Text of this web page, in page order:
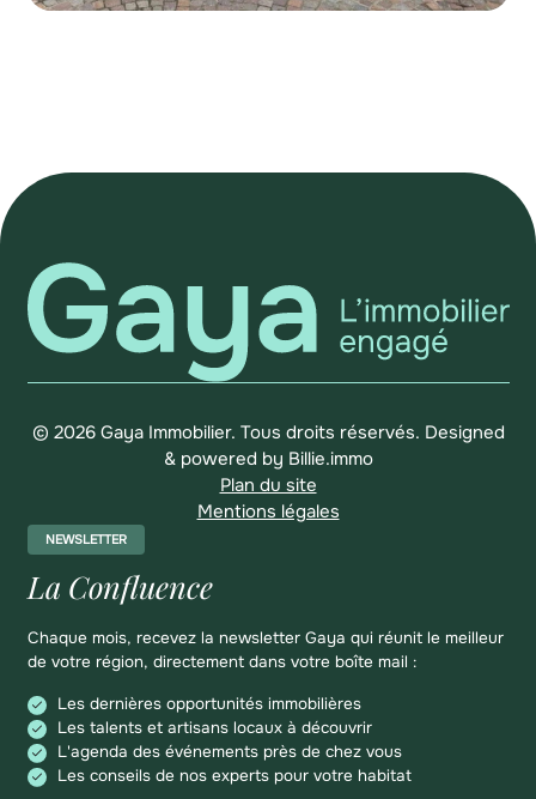
NEWSLETTER
La Confluence
Chaque mois, recevez la newsletter Gaya qui réunit le meilleur
de votre région, directement dans votre boîte mail :
Les dernières opportunités immobilières
Les talents et artisans locaux à découvrir
L'agenda des événements près de chez vous
Les conseils de nos experts pour votre habitat
© 2026 Gaya Immobilier. Tous droits réservés. Designed
& powered by Billie.immo
Plan du site
Mentions légales